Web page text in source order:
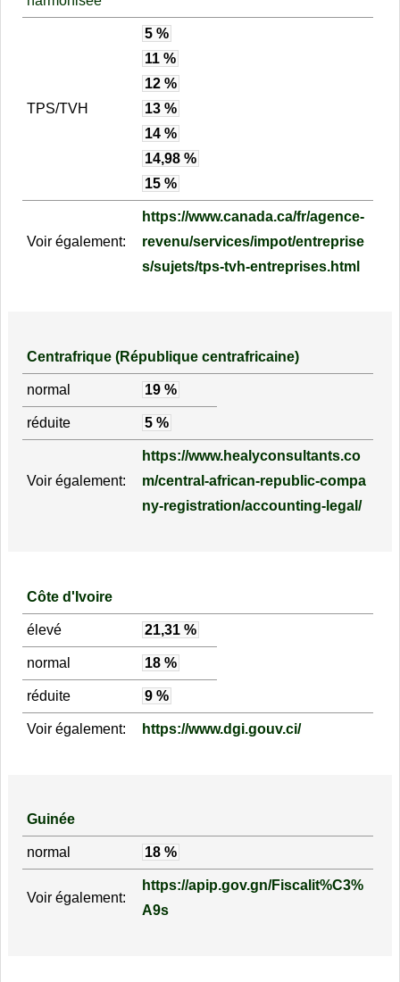
TPS/TVH
5 %
11 %
12 %
13 %
14 %
14,98 %
15 %
Voir également:
https://www.canada.ca/fr/agence-
revenu/services/impot/entreprise
s/sujets/tps-tvh-entreprises.html
Centrafrique (République centrafricaine)
normal 19 %
réduite 5 %
Voir également:
https://www.healyconsultants.co
m/central-african-republic-compa
ny-registration/accounting-legal/
Côte d'Ivoire
élevé 21,31 %
normal 18 %
réduite 9 %
Voir également: https://www.dgi.gouv.ci/
Guinée
normal 18 %
Voir également:
https://apip.gov.gn/Fiscalit%C3%
A9s